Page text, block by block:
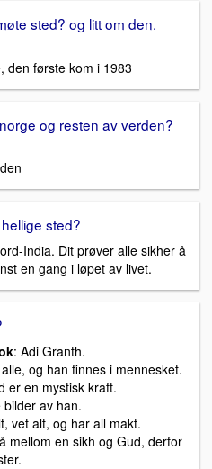
sted? og litt om den.
den første kom i 1983
og resten av verden?
sted?
India. Dit prøver alle sikher å
en gang i løpet av livet.
: Adi Granth.
og han finnes i mennesket.
er en mystisk kraft.
bilder av han.
vet alt, og har all makt.
mellom en sikh og Gud, derfor